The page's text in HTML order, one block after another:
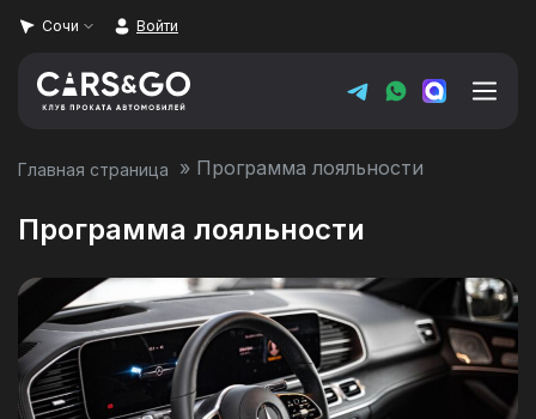
Сочи Войти
Автопарк
Услуги
Super Sale
Цены
Главная страница » Программа лояльности
Программа лояльности